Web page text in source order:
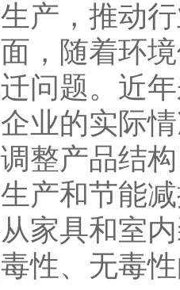
产，推动
，随着环
问题。近
业的实际
整产品结
产和节能
家具和室
性、无毒